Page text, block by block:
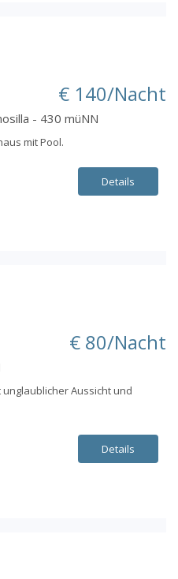
€ 140/Nacht
- 430 müNN
mit Pool.
Details
€ 80/Nacht
Aussicht und
Details